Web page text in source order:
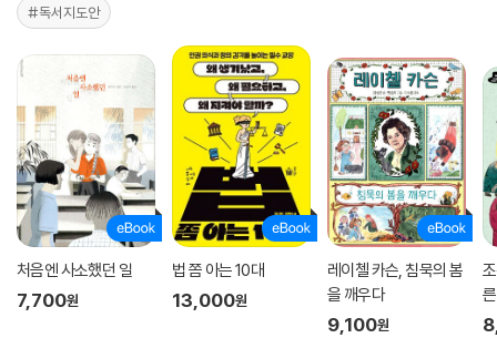
#독서지도안
처음엔 사소했던 일
7,700원
법 쫌 아는 10대
13,000원
레이첼 카슨, 침묵의 봄
을 깨우다
9,100원